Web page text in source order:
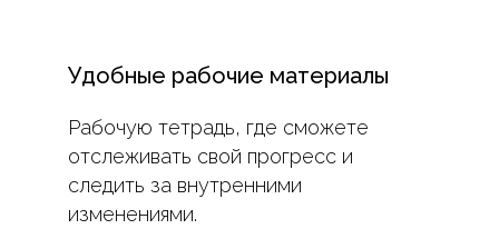
Удобные рабочие материалы
Рабочую тетрадь, где сможете
отслеживать свой прогресс и
следить за внутренними
изменениями.